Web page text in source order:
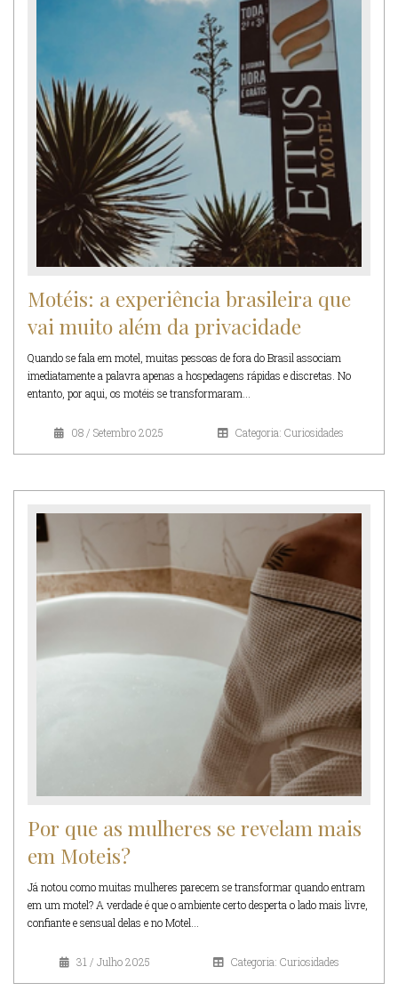
Motéis: a experiência brasileira que
vai muito além da privacidade
Quando se fala em motel, muitas pessoas de fora do Brasil associam
imediatamente a palavra apenas a hospedagens rápidas e discretas. No
entanto, por aqui, os motéis se transformaram...
08 / Setembro 2025 Categoria: Curiosidades
Por que as mulheres se revelam mais
em Moteis?
Já notou como muitas mulheres parecem se transformar quando entram
em um motel? A verdade é que o ambiente certo desperta o lado mais livre,
confiante e sensual delas e no Motel...
31 / Julho 2025 Categoria: Curiosidades